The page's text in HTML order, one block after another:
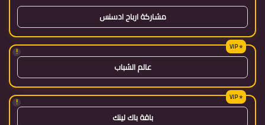
مشاركة ارباح ادسنس
!
عالم الشباب
!
باقة باك لينك